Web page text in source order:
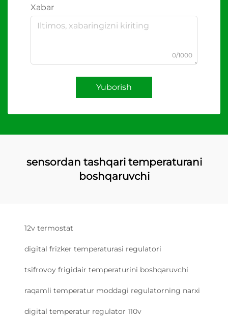
Xabar
0/1000
Yuborish
sensordan tashqari temperaturani
boshqaruvchi
12v termostat
digital frizker temperaturasi regulatori
tsifrovoy frigidair temperaturini boshqaruvchi
raqamli temperatur moddagi regulatorning narxi
digital temperatur regulator 110v